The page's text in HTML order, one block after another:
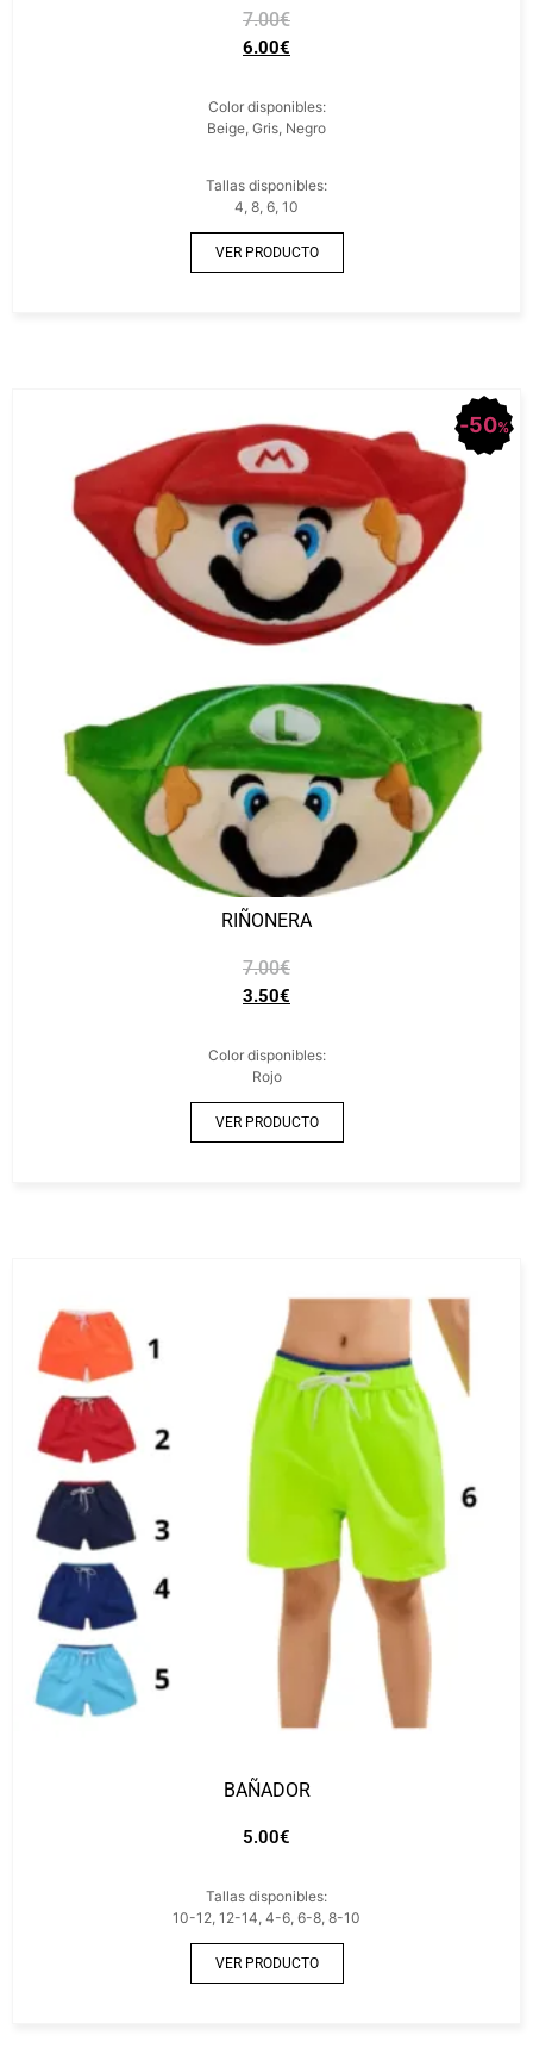
7.00€
6.00€
Color disponibles:
Beige, Gris, Negro
Tallas disponibles:
4, 8, 6, 10
VER PRODUCTO
50%
RIÑONERA
7.00€
3.50€
Color disponibles:
Rojo
VER PRODUCTO
BAÑADOR
5.00€
Tallas disponibles:
10-12, 12-14, 4-6, 6-8, 8-10
VER PRODUCTO